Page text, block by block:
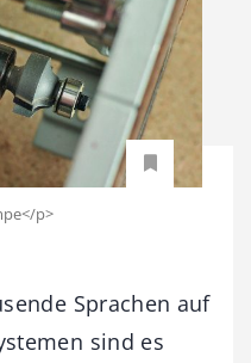
p>
Sprachen auf
sind es